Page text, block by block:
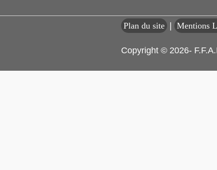
Plan du site Mentions
Copyright © 2026-